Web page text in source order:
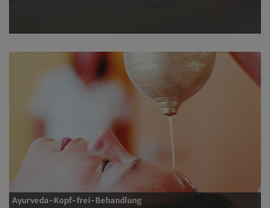
Ayurveda-Kopf-frei-Behandlung